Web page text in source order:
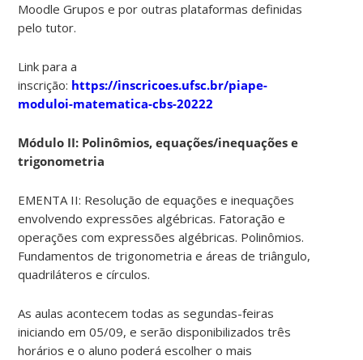
Moodle Grupos e por outras plataformas definidas
pelo tutor.
Link para a
inscrição: https://inscricoes.ufsc.br/piape-
moduloi-matematica-cbs-20222
Módulo II: Polinômios, equações/inequações e
trigonometria
EMENTA II: Resolução de equações e inequações
envolvendo expressões algébricas. Fatoração e
operações com expressões algébricas. Polinômios.
Fundamentos de trigonometria e áreas de triângulo,
quadriláteros e círculos.
As aulas acontecem todas as segundas-feiras
iniciando em 05/09, e serão disponibilizados três
horários e o aluno poderá escolher o mais